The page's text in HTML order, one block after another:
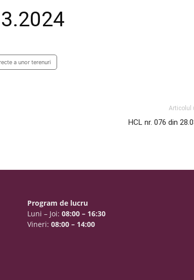
a unor terenuri
Articolul
HCL nr. 076 din
Program de lucru
Luni – Joi:08:00 – 16:30
Vineri:08:00 – 14:00